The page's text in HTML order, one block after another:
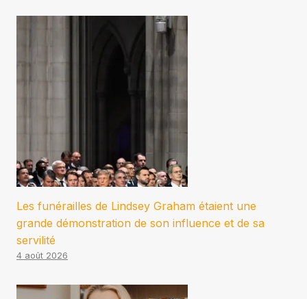
Les funérailles de Lindsey Graham étaient une
grande démonstration de son influence et de sa
servilité
4 août 2026